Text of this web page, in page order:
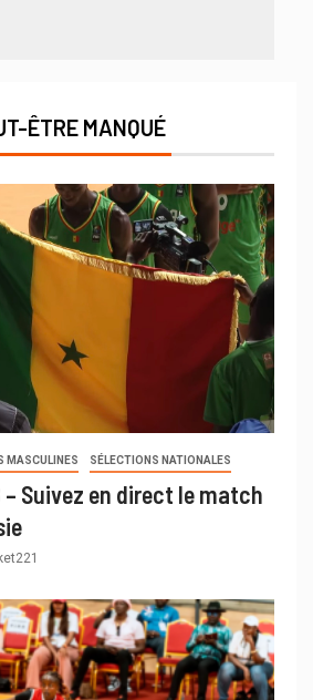
ÊTRE MANQUÉ
MASCULINES SÉLECTIONS NATIONALES
– Suivez en direct le match